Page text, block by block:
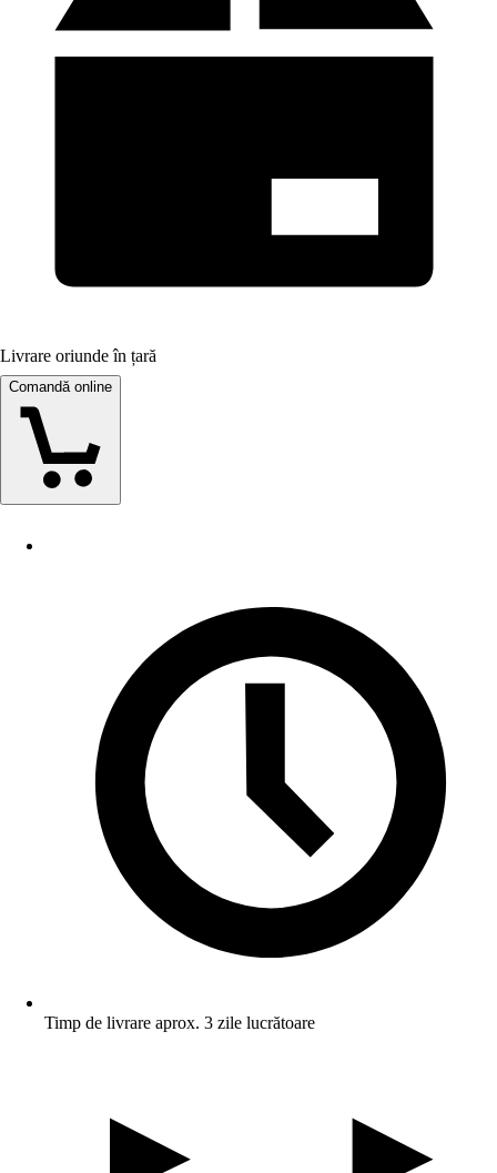
Livrare oriunde în țară
Comandă online
Timp de livrare aprox. 3 zile lucrătoare